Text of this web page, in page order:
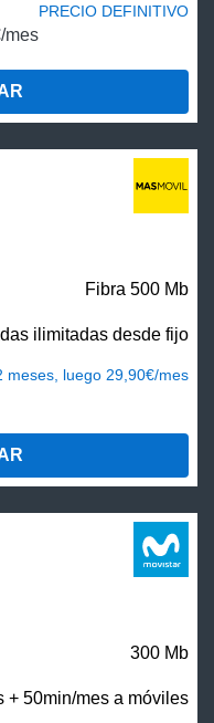
mes
PRECIO DEFINITIVO
Fibra 500 Mb
ilimitadas desde fijo
meses, luego 29,90€/mes
300 Mb
+ 50min/mes a móviles